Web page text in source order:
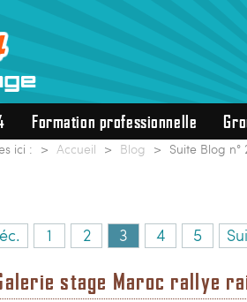
Formation professionnelle
ici : Accueil Blog Suite Blog n°
1 2 3 4 5
stage Maroc rallye